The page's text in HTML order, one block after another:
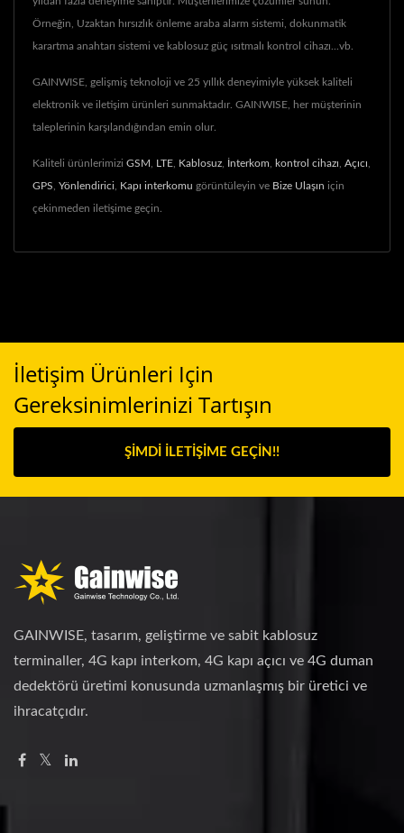
Örneğin, Uzaktan hırsızlık önleme araba alarm sistemi, dokunmatik
karartma anahtarı sistemi ve kablosuz güç ısıtmalı kontrol cihazı...vb.
GAINWISE, gelişmiş teknoloji ve 25 yıllık deneyimiyle yüksek kaliteli
elektronik ve iletişim ürünleri sunmaktadır. GAINWISE, her müşterinin
taleplerinin karşılandığından emin olur.
Kaliteli ürünlerimizi GSM LTE Kablosuz İnterkom kontrol cihazı Açıcı
GPS Yönlendirici Kapı interkomu görüntüleyin ve Bize Ulaşın için
çekinmeden iletişime geçin.
İletişim Ürünleri Için
Gereksinimlerinizi Tartışın
ŞIMDI İLETIŞIME GEÇIN!!
GAINWISE, tasarım, geliştirme ve sabit kablosuz
terminaller, 4G kapı interkom, 4G kapı açıcı ve 4G duman
dedektörü üretimi konusunda uzmanlaşmış bir üretici ve
ihracatçıdır.